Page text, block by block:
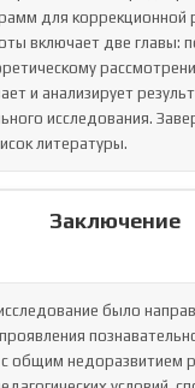
для коррекционной
включает две главы:
и анализирует
исследования.
литературы.
Заключение
было
общим недоразвитием